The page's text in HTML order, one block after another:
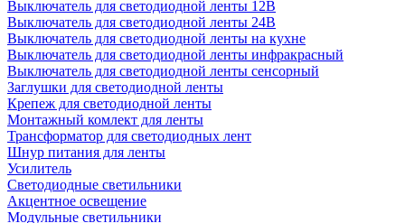
Выключатель для светодиодной ленты 12В
Выключатель для светодиодной ленты 24В
Выключатель для светодиодной ленты на кухне
Выключатель для светодиодной ленты инфракрасный
Выключатель для светодиодной ленты сенсорный
Заглушки для светодиодной ленты
Крепеж для светодиодной ленты
Монтажный комлект для ленты
Трансформатор для светодиодных лент
Шнур питания для ленты
Усилитель
Светодиодные светильники
Акцентное освещение
Модульные светильники